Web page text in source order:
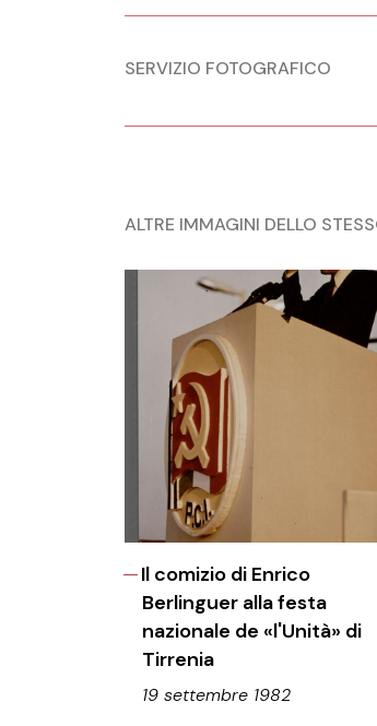
SERVIZIO FOTOGRAFICO
ALTRE IMMAGINI DELLO
Il comizio di Enrico
Berlinguer alla festa
nazionale de «l'Unità» di
Tirrenia
19 settembre 1982